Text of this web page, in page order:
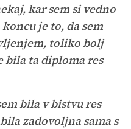
kar sem si vedno
je to, da sem
toliko bolj
bila ta diploma res
bila v bistvu res
zadovoljna sama s